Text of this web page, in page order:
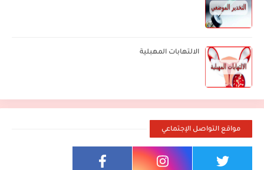
الالتهابات المهبلية
مواقع التواصل الإجتماعي